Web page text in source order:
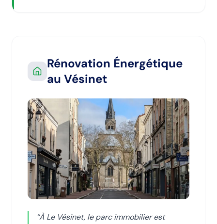
Rénovation Énergétique
au Vésinet
“À Le Vésinet, le parc immobilier est